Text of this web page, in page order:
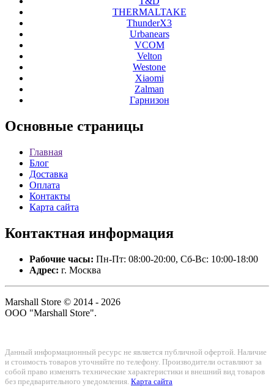
THERMALTAKE
ThunderX3
Urbanears
VCOM
Velton
Westone
Xiaomi
Zalman
Гарнизон
Основные страницы
Главная
Блог
Доставка
Оплата
Контакты
Карта сайта
Контактная информация
Рабочие часы: Пн-Пт: 08:00-20:00, Сб-Вс: 10:00-18:00
Адрес: г. Москва
Marshall Store © 2014 - 2026
ООО "Marshall Store".
Данный информационный ресурс не является публичной офертой. Наличие
и стоимость товаров уточняйте по телефону. Производители оставляют за
собой право изменять технические характеристики и внешний вид товаров
без предварительного уведомления. Карта сайта